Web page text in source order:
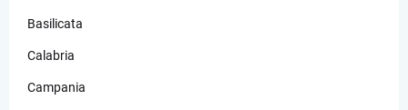
Basilicata
Calabria
Campania